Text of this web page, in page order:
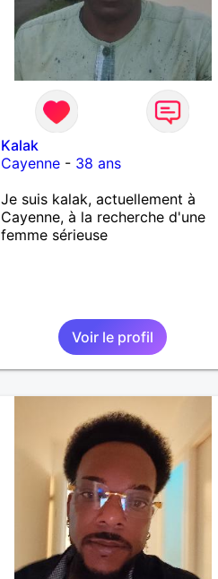
Kalak
Cayenne- 38 ans
Je suis kalak, actuellement à
Cayenne, à la recherche d'une
femme sérieuse
Voir le profil